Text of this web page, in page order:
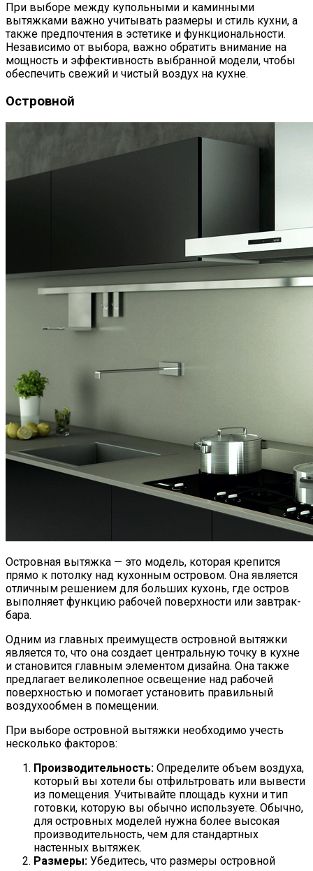
При выборе между купольными и каминными
вытяжками важно учитывать размеры и стиль кухни, а
также предпочтения в эстетике и функциональности.
Независимо от выбора, важно обратить внимание на
мощность и эффективность выбранной модели, чтобы
обеспечить свежий и чистый воздух на кухне.
Островной
Островная вытяжка — это модель, которая крепится
прямо к потолку над кухонным островом. Она является
отличным решением для больших кухонь, где остров
выполняет функцию рабочей поверхности или завтрак-
бара.
Одним из главных преимуществ островной вытяжки
является то, что она создает центральную точку в кухне
и становится главным элементом дизайна. Она также
предлагает великолепное освещение над рабочей
поверхностью и помогает установить правильный
воздухообмен в помещении.
При выборе островной вытяжки необходимо учесть
несколько факторов:
Производительность: Определите объем воздуха,
который вы хотели бы отфильтровать или вывести
из помещения. Учитывайте площадь кухни и тип
готовки, которую вы обычно используете. Обычно,
для островных моделей нужна более высокая
производительность, чем для стандартных
настенных вытяжек.
Размеры: Убедитесь, что размеры островной